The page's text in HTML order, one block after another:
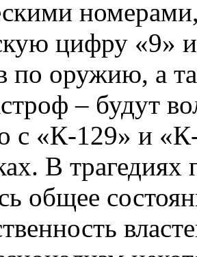
цифру «9»
по оружию, а
– будут
с «К-129» и
В трагедиях
общее